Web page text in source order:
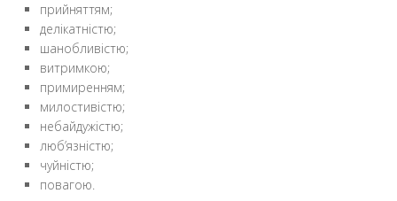
прийняттям;
делікатністю;
шанобливістю;
витримкою;
примиренням;
милостивістю;
небайдужістю;
люб’язністю;
чуйністю;
повагою.